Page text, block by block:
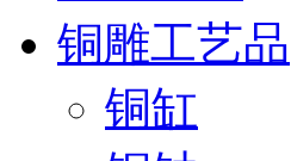
铜雕工艺品
铜缸